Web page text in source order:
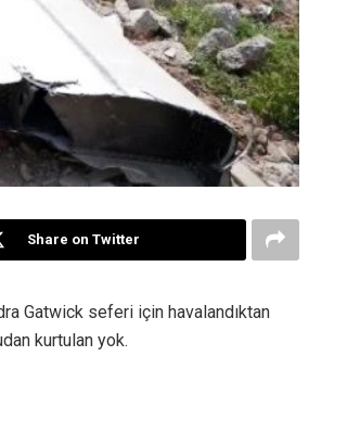
Share on Twitter
Gatwick seferi için havalandıktan
kurtulan yok.